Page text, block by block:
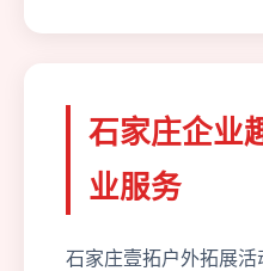
石家庄企业
业服务
石家庄壹拓户外拓展